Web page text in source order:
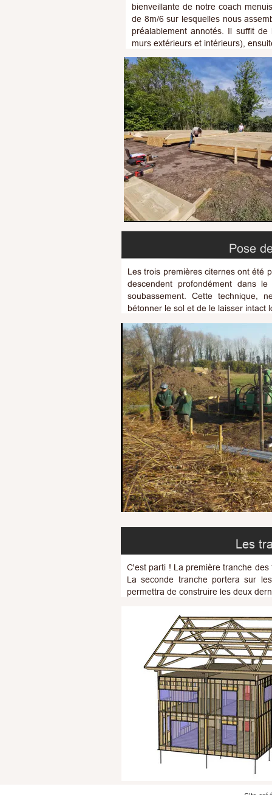
bienveillante de notre coach
de 8m/6 sur lesquelles nous
préalablement annotés. Il suffit
murs extérieurs et intérieurs),
Pose
Les trois premières citernes ont été
descendent profondément dans
soubassement. Cette technique,
bétonner le sol et de le laisser intact
Les
C'est parti ! La première tranche
La seconde tranche portera sur
permettra de construire les deux